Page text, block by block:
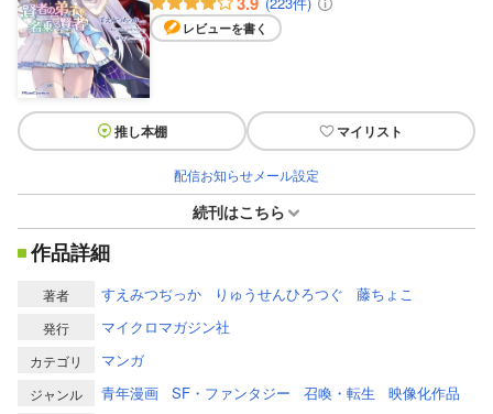
レビューを書く
推し本棚 マイリスト
配信お知らせメール設定
続刊はこちら
作品詳細
著者 すえみつぢっか りゅうせんひろつぐ 藤ちょこ
発行 マイクロマガジン社
カテゴリ マンガ
ジャンル 青年漫画 SF・ファンタジー 召喚・転生 映像化作品